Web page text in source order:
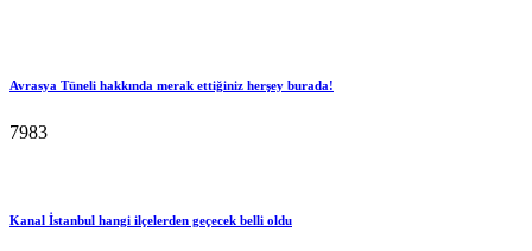
Avrasya Tüneli hakkında merak ettiğiniz herşey burada!
7983
Kanal İstanbul hangi ilçelerden geçecek belli oldu